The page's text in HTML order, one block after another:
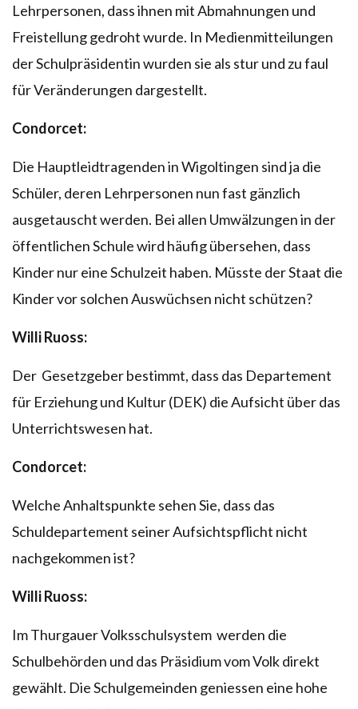
Lehrpersonen, dass ihnen mit Abmahnungen und
Freistellung gedroht wurde. In Medienmitteilungen
der Schulpräsidentin wurden sie als stur und zu faul
für Veränderungen dargestellt.
Condorcet:
Die Hauptleidtragenden in Wigoltingen sind ja die
Schüler, deren Lehrpersonen nun fast gänzlich
ausgetauscht werden. Bei allen Umwälzungen in der
öffentlichen Schule wird häufig übersehen, dass
Kinder nur eine Schulzeit haben. Müsste der Staat die
Kinder vor solchen Auswüchsen nicht schützen?
Willi Ruoss:
Der Gesetzgeber bestimmt, dass das Departement
für Erziehung und Kultur (DEK) die Aufsicht über das
Unterrichtswesen hat.
Condorcet:
Welche Anhaltspunkte sehen Sie, dass das
Schuldepartement seiner Aufsichtspflicht nicht
nachgekommen ist?
Willi Ruoss:
Im Thurgauer Volksschulsystem werden die
Schulbehörden und das Präsidium vom Volk direkt
gewählt. Die Schulgemeinden geniessen eine hohe